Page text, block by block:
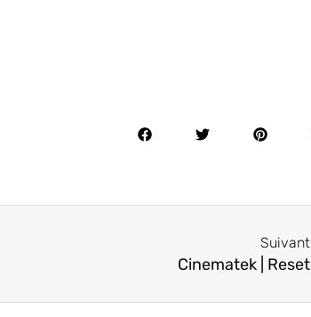
Suivant
Cinematek | Reset